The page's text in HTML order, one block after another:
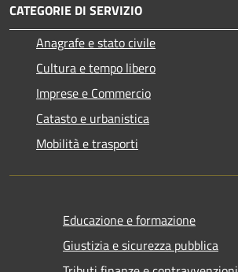
CATEGORIE DI SERVIZIO
Anagrafe e stato civile
Cultura e tempo libero
Imprese e Commercio
Catasto e urbanistica
Mobilità e trasporti
Educazione e formazione
Giustizia e sicurezza pubblica